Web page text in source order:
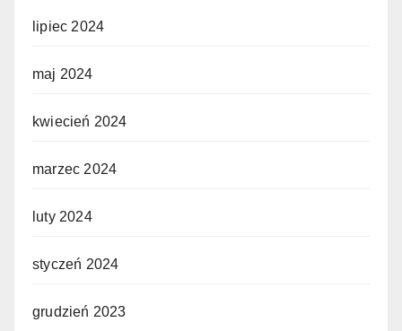
lipiec 2024
maj 2024
kwiecień 2024
marzec 2024
luty 2024
styczeń 2024
grudzień 2023